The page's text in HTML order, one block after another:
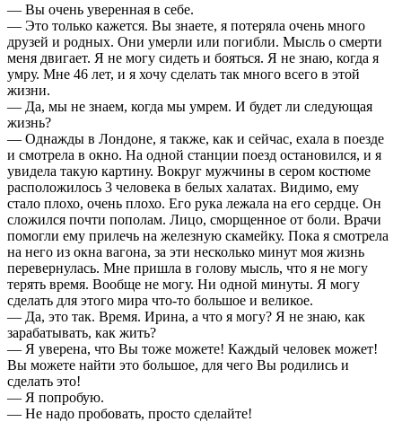
— Вы очень уверенная в себе.
— Это только кажется. Вы знаете, я потеряла очень много
друзей и родных. Они умерли или погибли. Мысль о смерти
меня двигает. Я не могу сидеть и бояться. Я не знаю, когда я
умру. Мне 46 лет, и я хочу сделать так много всего в этой
жизни.
— Да, мы не знаем, когда мы умрем. И будет ли следующая
жизнь?
— Однажды в Лондоне, я также, как и сейчас, ехала в поезде
и смотрела в окно. На одной станции поезд остановился, и я
увидела такую картину. Вокруг мужчины в сером костюме
расположилось 3 человека в белых халатах. Видимо, ему
стало плохо, очень плохо. Его рука лежала на его сердце. Он
сложился почти пополам. Лицо, сморщенное от боли. Врачи
помогли ему прилечь на железную скамейку. Пока я смотрела
на него из окна вагона, за эти несколько минут моя жизнь
перевернулась. Мне пришла в голову мысль, что я не могу
терять время. Вообще не могу. Ни одной минуты. Я могу
сделать для этого мира что-то большое и великое.
— Да, это так. Время. Ирина, а что я могу? Я не знаю, как
зарабатывать, как жить?
— Я уверена, что Вы тоже можете! Каждый человек может!
Вы можете найти это большое, для чего Вы родились и
сделать это!
— Я попробую.
— Не надо пробовать, просто сделайте!